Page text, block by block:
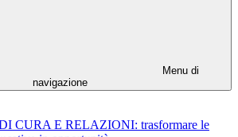
Menu di
navigazione
CURA E RELAZIONI: trasformare le